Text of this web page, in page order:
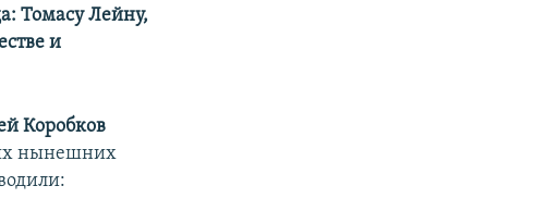
Томасу Лейну,
и
Коробков
нынешних